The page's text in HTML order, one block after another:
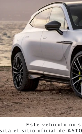
Este vehículo no
el sitio oficial de